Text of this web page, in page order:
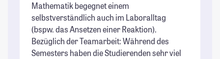
Mathematik begegnet einem
selbstverständlich auch im Laboralltag
(bspw. das Ansetzen einer Reaktion).
Bezüglich der Teamarbeit: Während des
Semesters haben die Studierenden sehr viel